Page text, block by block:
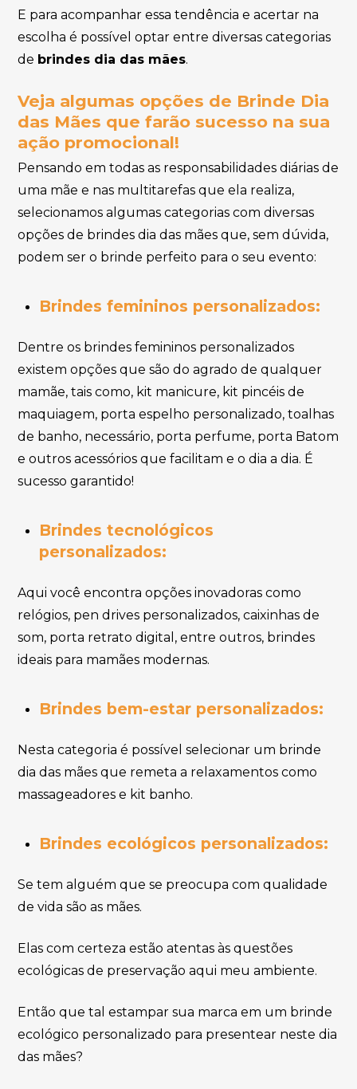
E para acompanhar essa tendência e acertar na
escolha é possível optar entre diversas categorias
de brindes dia das mães.
Veja algumas opções de Brinde Dia
das Mães que farão sucesso na sua
ação promocional!
Pensando em todas as responsabilidades diárias de
uma mãe e nas multitarefas que ela realiza,
selecionamos algumas categorias com diversas
opções de brindes dia das mães que, sem dúvida,
podem ser o brinde perfeito para o seu evento:
Brindes femininos personalizados:
Dentre os brindes femininos personalizados
existem opções que são do agrado de qualquer
mamãe, tais como, kit manicure, kit pincéis de
maquiagem, porta espelho personalizado, toalhas
de banho, necessário, porta perfume, porta Batom
e outros acessórios que facilitam e o dia a dia. É
sucesso garantido!
Brindes tecnológicos
personalizados:
Aqui você encontra opções inovadoras como
relógios, pen drives personalizados, caixinhas de
som, porta retrato digital, entre outros, brindes
ideais para mamães modernas.
Brindes bem-estar personalizados:
Nesta categoria é possível selecionar um brinde
dia das mães que remeta a relaxamentos como
massageadores e kit banho.
Brindes ecológicos personalizados:
Se tem alguém que se preocupa com qualidade
de vida são as mães.
Elas com certeza estão atentas às questões
ecológicas de preservação aqui meu ambiente.
Então que tal estampar sua marca em um brinde
ecológico personalizado para presentear neste dia
das mães?